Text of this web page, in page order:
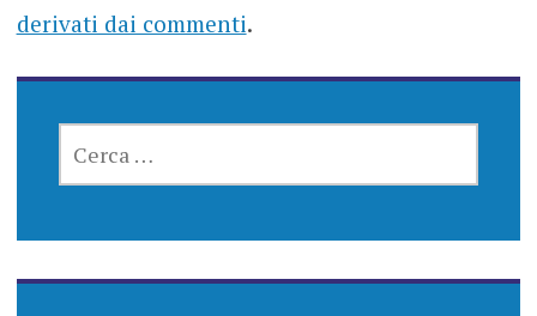
derivati dai commenti.
PER: